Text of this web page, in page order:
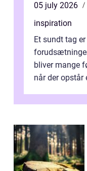
05 july 2026
inspiration
Et sundt tag
bliver mange
når der